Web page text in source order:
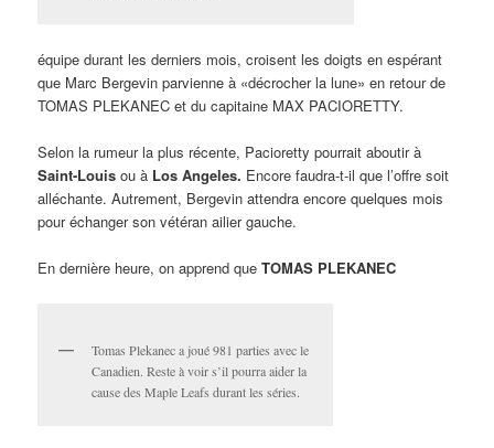
équipe durant les derniers mois, croisent les doigts en espérant
que Marc Bergevin parvienne à «décrocher la lune» en retour de
TOMAS PLEKANEC et du capitaine MAX PACIORETTY.
Selon la rumeur la plus récente, Pacioretty pourrait aboutir à
Saint-Louis ou à Los Angeles. Encore faudra-t-il que l’offre soit
alléchante. Autrement, Bergevin attendra encore quelques mois
pour échanger son vétéran ailier gauche.
En dernière heure, on apprend queTOMAS PLEKANEC
Tomas Plekanec a joué 981 parties avec le
Canadien. Reste à voir s’il pourra aider la
cause des Maple Leafs durant les séries.